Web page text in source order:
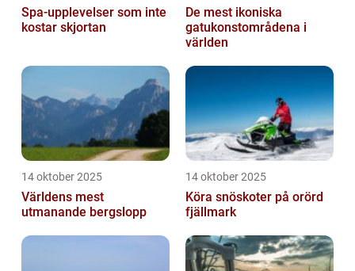
Spa-upplevelser som inte
kostar skjortan
De mest ikoniska
gatukonstområdena i
världen
14 oktober 2025
Världens mest
utmanande bergslopp
14 oktober 2025
Köra snöskoter på orörd
fjällmark